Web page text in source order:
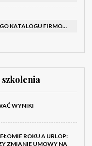
KLUCZOWE ELEMENTY SKUTECZNEGO KATALOGU FIRMOWEGO I BROSZURY
WYNIKI
ROKU A URLOP:
ZMIANIE UMOWY NA